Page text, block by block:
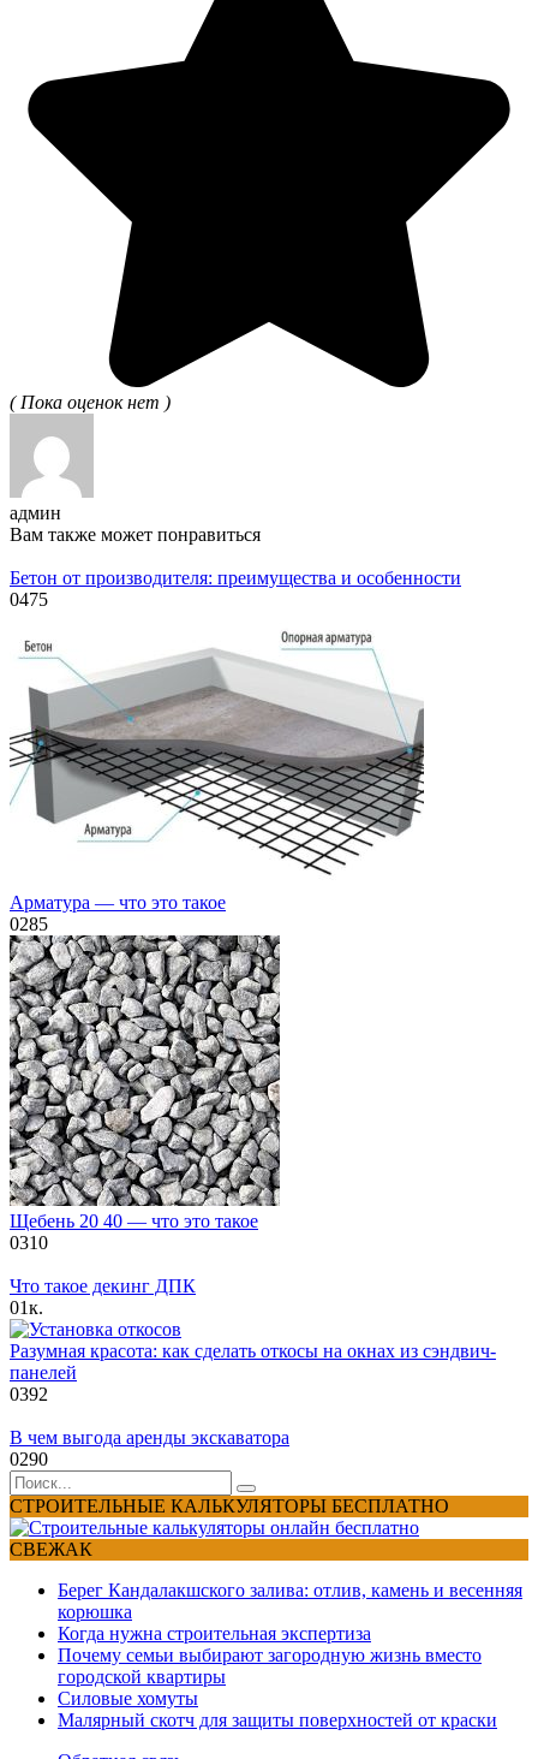
( Пока оценок нет )
админ
Вам также может понравиться
Бетон от производителя: преимущества и особенности
0475
Арматура — что это такое
0285
Щебень 20 40 — что это такое
0310
Что такое декинг ДПК
01к.
Разумная красота: как сделать откосы на окнах из сэндвич-
панелей
0392
В чем выгода аренды экскаватора
0290
Search
for:
СТРОИТЕЛЬНЫЕ КАЛЬКУЛЯТОРЫ БЕСПЛАТНО
СВЕЖАК
Берег Кандалакшского залива: отлив, камень и весенняя
корюшка
Когда нужна строительная экспертиза
Почему семьи выбирают загородную жизнь вместо
городской квартиры
Силовые хомуты
Малярный скотч для защиты поверхностей от краски